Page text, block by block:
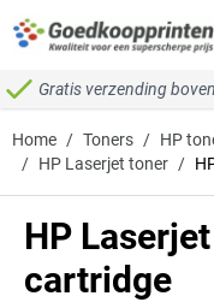
Ga naar de inhoud
Gratis verzending
Home / Toners / HP
/ HP Laserjet toner /
HP
cartridge